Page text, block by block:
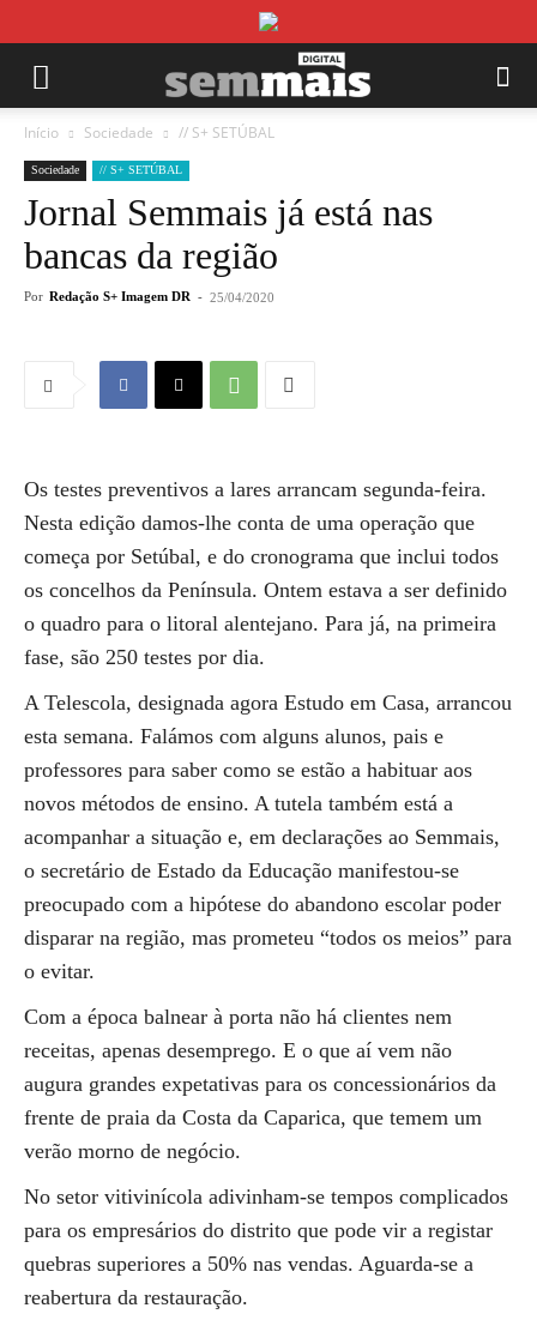
Início Sociedade // S+ SETÚBAL
Sociedade // S+ SETÚBAL
Jornal Semmais já está nas
bancas da região
Por Redação S+ Imagem DR - 25/04/2020
Os testes preventivos a lares arrancam segunda-feira.
Nesta edição damos-lhe conta de uma operação que
começa por Setúbal, e do cronograma que inclui todos
os concelhos da Península. Ontem estava a ser definido
o quadro para o litoral alentejano. Para já, na primeira
fase, são 250 testes por dia.
A Telescola, designada agora Estudo em Casa, arrancou
esta semana. Falámos com alguns alunos, pais e
professores para saber como se estão a habituar aos
novos métodos de ensino. A tutela também está a
acompanhar a situação e, em declarações ao Semmais,
o secretário de Estado da Educação manifestou-se
preocupado com a hipótese do abandono escolar poder
disparar na região, mas prometeu “todos os meios” para
o evitar.
Com a época balnear à porta não há clientes nem
receitas, apenas desemprego. E o que aí vem não
augura grandes expetativas para os concessionários da
frente de praia da Costa da Caparica, que temem um
verão morno de negócio.
No setor vitivinícola adivinham-se tempos complicados
para os empresários do distrito que pode vir a registar
quebras superiores a 50% nas vendas. Aguarda-se a
reabertura da restauração.